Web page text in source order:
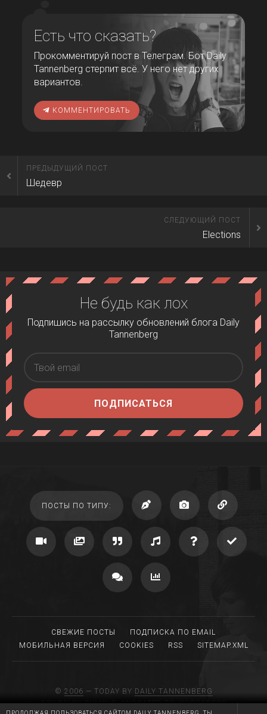
Есть что сказать?
Прокомментируй пост в Телеграм. Бот Daily
Tannenberg стерпит всё. У него нет других
вариантов.
КОММЕНТИРОВАТЬ
ПРЕДЫДУЩИЙ ПОСТ
Шедевр
СЛЕДУЮЩИЙ ПОСТ
Elections
Не будь как лох
Подпишись на рассылку обновлений блога Daily
Tannenberg
ПОДПИСАТЬСЯ
ПОСТЫ ПО ТИПУ:
СВЕЖИЕ ПОСТЫ
ПОДПИСКА ПО EMAIL
МОБИЛЬНАЯ ВЕРСИЯ
COOKIES RSS SITEMAP.XML
© 2006 — TODAY BY DAILY TANNENBERG
DRIVEN BY TUMBLR, MIGRATED TO WORDPRESS